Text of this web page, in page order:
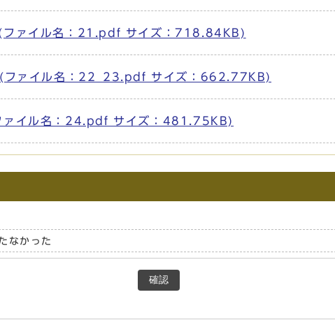
ァイル名：21.pdf サイズ：718.84KB)
ァイル名：22_23.pdf サイズ：662.77KB)
イル名：24.pdf サイズ：481.75KB)
なかった
確認